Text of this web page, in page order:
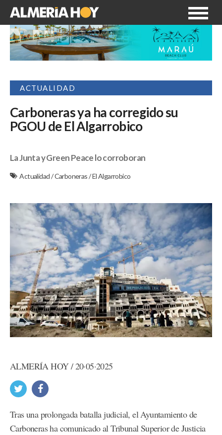
ACTUALIDAD
Carboneras ya ha corregido su
PGOU de El Algarrobico
La Junta y Green Peace lo corroboran
Actualidad/Carboneras/El Algarrobico
ALMERÍA HOY / 20·05·2025
Tras una prolongada batalla judicial, el Ayuntamiento de
Carboneras ha comunicado al Tribunal Superior de Justicia